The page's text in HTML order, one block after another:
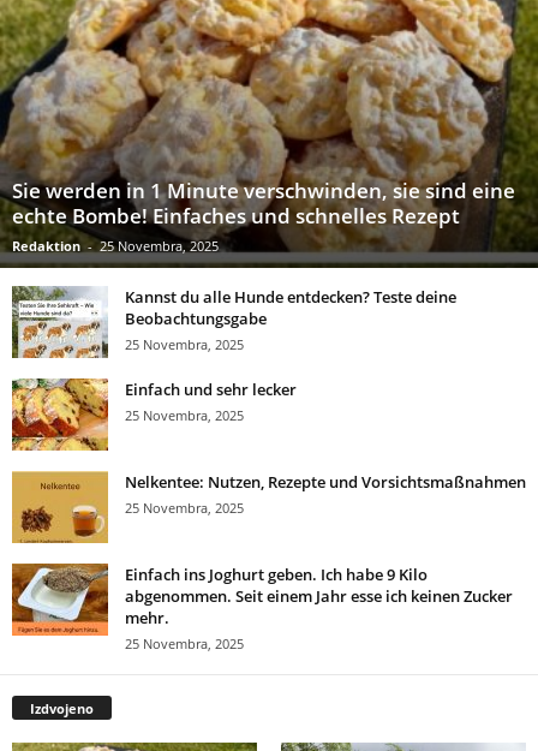
Sie werden in 1 Minute verschwinden, sie sind eine
echte Bombe! Einfaches und schnelles Rezept
Redaktion - 25 Novembra, 2025
Kannst du alle Hunde entdecken? Teste deine
Beobachtungsgabe
25 Novembra, 2025
Einfach und sehr lecker
25 Novembra, 2025
Nelkentee: Nutzen, Rezepte und Vorsichtsmaßnahmen
25 Novembra, 2025
Einfach ins Joghurt geben. Ich habe 9 Kilo
abgenommen. Seit einem Jahr esse ich keinen Zucker
mehr.
25 Novembra, 2025
Izdvojeno